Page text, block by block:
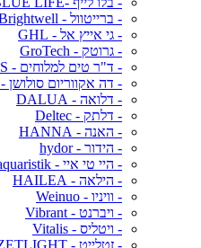
- ברייטוול - Brightwell
- גי אייץ אל - GHL
- גרוטק - GroTech
- ד"ר טים למלוחים - DR. TIM'S
- דה אקווריום סולושן - The Aquarium Solution
- דלואה - DALUA
- דלתק - Deltec
- האנה - HANNA
- הידור - hydor
- היי טי איי - ATI aquaristik
- הילאה - HAILEA
- וויניו - Weinuo
- ויברנט - Vibrant
- ויטליס - Vitalis
- זטלייט - ZETLIGHT